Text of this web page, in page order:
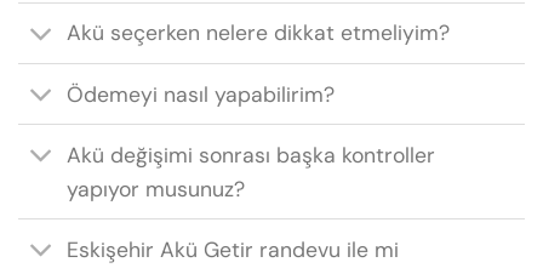
Akü seçerken nelere dikkat etmeliyim?
Ödemeyi nasıl yapabilirim?
Akü değişimi sonrası başka kontroller
yapıyor musunuz?
Eskişehir Akü Getir randevu ile mi